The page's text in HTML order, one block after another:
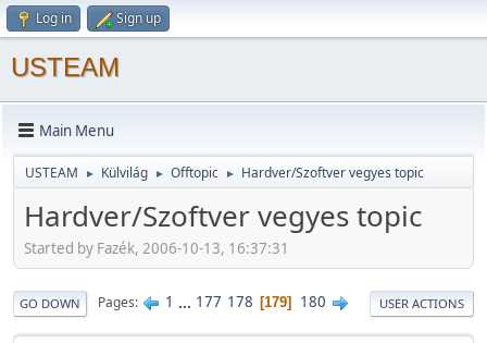
Log in Sign up
USTEAM
Main Menu
USTEAM ► Külvilág ► Offtopic ► Hardver/Szoftver vegyes topic
Hardver/Szoftver vegyes topic
Started by Fazék, 2006-10-13, 16:37:31
GO DOWN Pages 1 ... 177 178 179 180 USER ACTIONS